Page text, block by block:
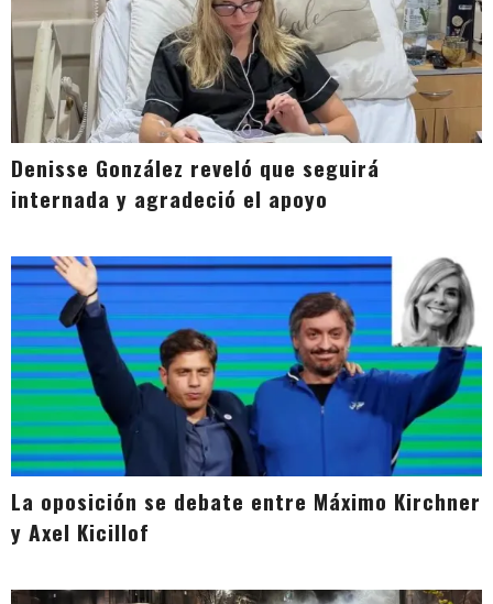
Denisse González reveló que seguirá
internada y agradeció el apoyo
La oposición se debate entre Máximo Kirchner
y Axel Kicillof